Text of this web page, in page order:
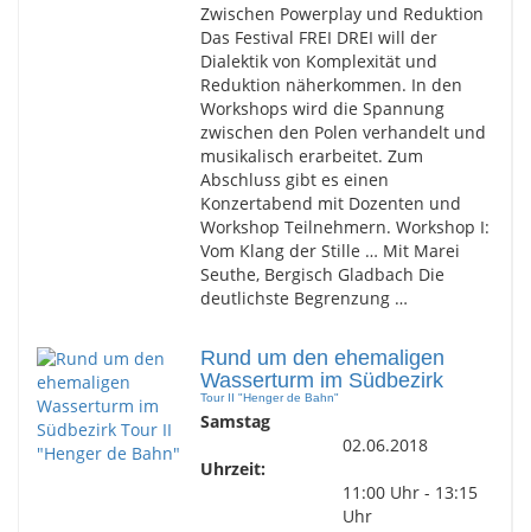
Zwischen Powerplay und Reduktion
Das Festival FREI DREI will der
Dialektik von Komplexität und
Reduktion näherkommen. In den
Workshops wird die Spannung
zwischen den Polen verhandelt und
musikalisch erarbeitet. Zum
Abschluss gibt es einen
Konzertabend mit Dozenten und
Workshop Teilnehmern. Workshop I:
Vom Klang der Stille … Mit Marei
Seuthe, Bergisch Gladbach Die
deutlichste Begrenzung …
Rund um den ehemaligen
Wasserturm im Südbezirk
Tour II "Henger de Bahn"
Samstag
02.06.2018
Uhrzeit:
11:00 Uhr - 13:15
Uhr